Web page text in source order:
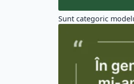
Sunt categoric